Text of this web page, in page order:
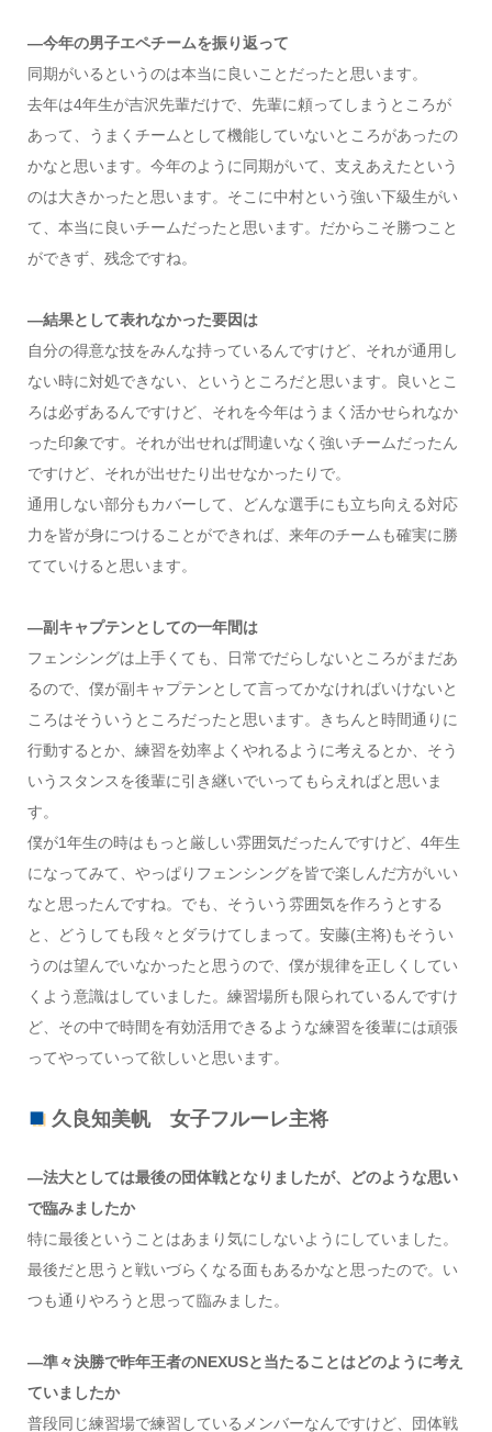
―今年の男子エペチームを振り返って
同期がいるというのは本当に良いことだったと思います。
去年は4年生が吉沢先輩だけで、先輩に頼ってしまうところが
あって、うまくチームとして機能していないところがあったの
かなと思います。今年のように同期がいて、支えあえたという
のは大きかったと思います。そこに中村という強い下級生がい
て、本当に良いチームだったと思います。だからこそ勝つこと
ができず、残念ですね。
―結果として表れなかった要因は
自分の得意な技をみんな持っているんですけど、それが通用し
ない時に対処できない、というところだと思います。良いとこ
ろは必ずあるんですけど、それを今年はうまく活かせられなか
った印象です。それが出せれば間違いなく強いチームだったん
ですけど、それが出せたり出せなかったりで。
通用しない部分もカバーして、どんな選手にも立ち向える対応
力を皆が身につけることができれば、来年のチームも確実に勝
てていけると思います。
―副キャプテンとしての一年間は
フェンシングは上手くても、日常でだらしないところがまだあ
るので、僕が副キャプテンとして言ってかなければいけないと
ころはそういうところだったと思います。きちんと時間通りに
行動するとか、練習を効率よくやれるように考えるとか、そう
いうスタンスを後輩に引き継いでいってもらえればと思いま
す。
僕が1年生の時はもっと厳しい雰囲気だったんですけど、4年生
になってみて、やっぱりフェンシングを皆で楽しんだ方がいい
なと思ったんですね。でも、そういう雰囲気を作ろうとする
と、どうしても段々とダラけてしまって。安藤(主将)もそうい
うのは望んでいなかったと思うので、僕が規律を正しくしてい
くよう意識はしていました。練習場所も限られているんですけ
ど、その中で時間を有効活用できるような練習を後輩には頑張
ってやっていって欲しいと思います。
久良知美帆 女子フルーレ主将
―法大としては最後の団体戦となりましたが、どのような思い
で臨みましたか
特に最後ということはあまり気にしないようにしていました。
最後だと思うと戦いづらくなる面もあるかなと思ったので。い
つも通りやろうと思って臨みました。
―準々決勝で昨年王者のNEXUSと当たることはどのように考え
ていましたか
普段同じ練習場で練習しているメンバーなんですけど、団体戦